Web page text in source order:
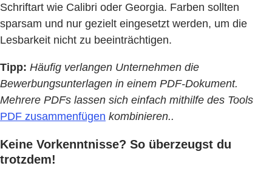
Schriftart wie Calibri oder Georgia. Farben sollten
sparsam und nur gezielt eingesetzt werden, um die
Lesbarkeit nicht zu beeinträchtigen.
Tipp: Häufig verlangen Unternehmen die
Bewerbungsunterlagen in einem PDF-Dokument.
Mehrere PDFs lassen sich einfach mithilfe des Tools
PDF zusammenfügen kombinieren..
Keine Vorkenntnisse? So überzeugst du
trotzdem!